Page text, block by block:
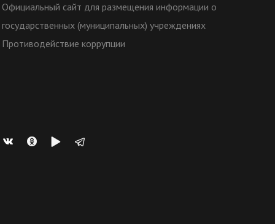
Официальный сайт для размещения информации о
государственных (муниципальных) учреждениях
Противодействие коррупции